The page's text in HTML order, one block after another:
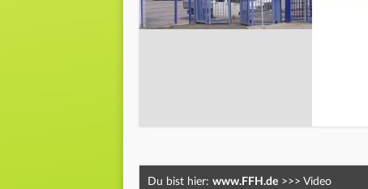
Du bist hier: www.FFH.de >>> Video